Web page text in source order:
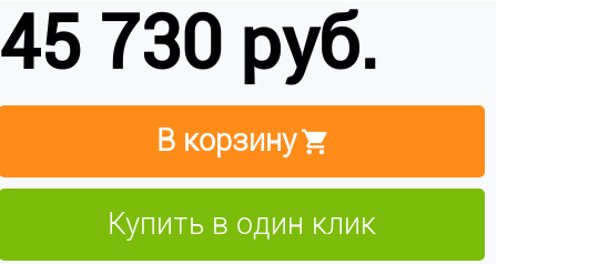
45 730 руб.
В корзину
Купить в один клик